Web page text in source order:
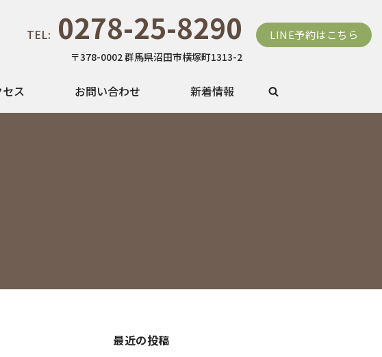
TEL: 0278-25-8290
〒378-0002 群馬県沼田市横塚町1313-2
LINE予約はこちら
セス お問い合わせ 新着情報
最近の投稿